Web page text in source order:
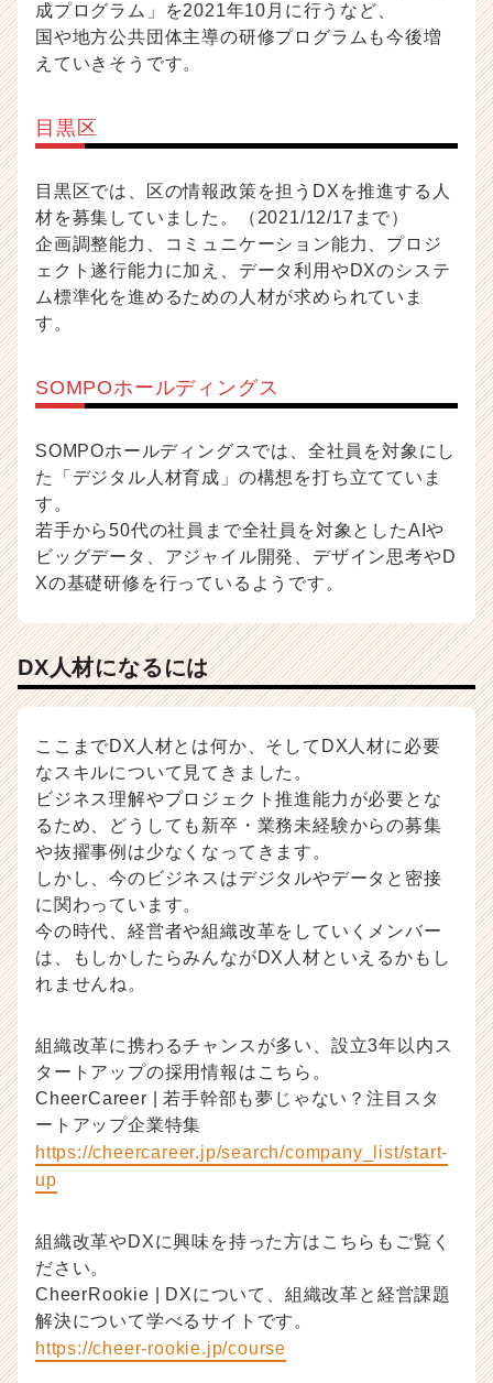
成プログラム」を2021年10月に行うなど、
国や地方公共団体主導の研修プログラムも今後増
えていきそうです。
目黒区
目黒区では、区の情報政策を担うDXを推進する人
材を募集していました。（2021/12/17まで）
企画調整能力、コミュニケーション能力、プロジ
ェクト遂行能力に加え、データ利用やDXのシステ
ム標準化を進めるための人材が求められていま
す。
SOMPOホールディングス
SOMPOホールディングスでは、全社員を対象にし
た「デジタル人材育成」の構想を打ち立てていま
す。
若手から50代の社員まで全社員を対象としたAIや
ビッグデータ、アジャイル開発、デザイン思考やD
Xの基礎研修を行っているようです。
DX人材になるには
ここまでDX人材とは何か、そしてDX人材に必要
なスキルについて見てきました。
ビジネス理解やプロジェクト推進能力が必要とな
るため、どうしても新卒・業務未経験からの募集
や抜擢事例は少なくなってきます。
しかし、今のビジネスはデジタルやデータと密接
に関わっています。
今の時代、経営者や組織改革をしていくメンバー
は、もしかしたらみんながDX人材といえるかもし
れませんね。
組織改革に携わるチャンスが多い、設立3年以内ス
タートアップの採用情報はこちら。
CheerCareer | 若手幹部も夢じゃない？注目スタ
ートアップ企業特集
https://cheercareer.jp/search/company_list/start-
up
組織改革やDXに興味を持った方はこちらもご覧く
ださい。
CheerRookie | DXについて、組織改革と経営課題
解決について学べるサイトです。
https://cheer-rookie.jp/course